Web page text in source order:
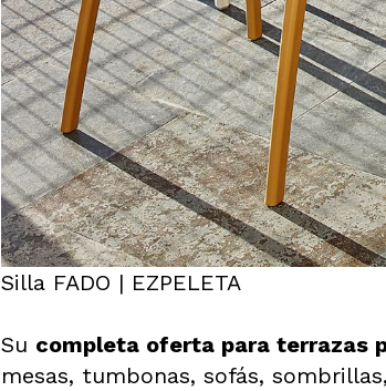
Silla FADO | EZPELETA
Su completa oferta para terrazas
mesas, tumbonas, sofás,